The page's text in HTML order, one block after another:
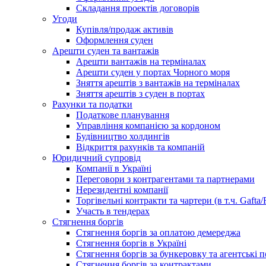
Складання проектів договорів
Угоди
Купівля/продаж активів
Оформлення суден
Арешти суден та вантажів
Арешти вантажів на терміналах
Арешти суден у портах Чорного моря
Зняття арештів з вантажів на терміналах
Зняття арештів з суден в портах
Рахунки та податки
Податкове планування
Управління компанією за кордоном
Будівництво холдингів
Відкриття рахунків та компаній
Юридичний супровід
Компанії в Україні
Переговори з контрагентами та партнерами
Нерезидентні компанії
Торгівельні контракти та чартери (в т.ч. Gafta/
Участь в тендерах
Стягнення боргів
Стягнення боргів за оплатою демереджа
Стягнення боргів в Україні
Стягнення боргів за бункеровку та агентські